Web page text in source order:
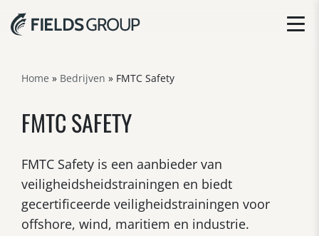
Home » Bedrijven » FMTC Safety
FMTC SAFETY
FMTC Safety is een aanbieder van
veiligheidsheidstrainingen en biedt
gecertificeerde veiligheidstrainingen voor
offshore, wind, maritiem en industrie.